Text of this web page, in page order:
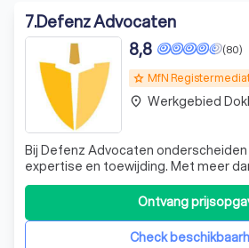
7.Defenz Advocaten
grade MfN
(80)
8,8
Bij Defenz Advocaten
expertise en toewijding. Met meer
de juridische sector, hebben we een
cliënten bijgestaan en hen geholpen
verdedigen. Onze gespecialiseerde
meest gezaghebbende opleidingen g
Check
Ontvang
place Werkgebied